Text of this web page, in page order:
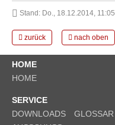
Stand: Do., 18.12.2014, 11:05
zurück nach oben
HOME
HOME
SERVICE
DOWNLOADS
GLOSSAR